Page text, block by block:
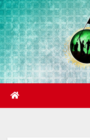
Skip
to
content